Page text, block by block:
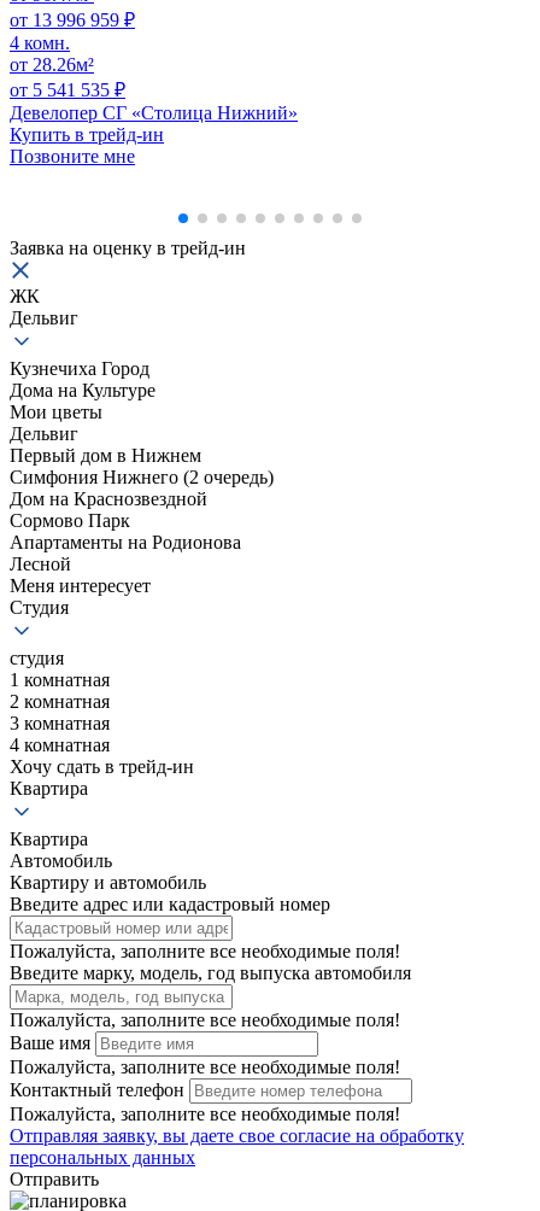
от 13 996 959 ₽
4 комн.
от 28.26м²
от 5 541 535 ₽
Девелопер СГ «Столица Нижний»
Купить в трейд-ин
Позвоните мне
Заявка на оценку в трейд-ин
ЖК
Дельвиг
Кузнечиха Город
Дома на Культуре
Мои цветы
Дельвиг
Первый дом в Нижнем
Симфония Нижнего (2 очередь)
Дом на Краснозвездной
Сормово Парк
Апартаменты на Родионова
Лесной
Меня интересует
Студия
студия
1 комнатная
2 комнатная
3 комнатная
4 комнатная
Хочу сдать в трейд-ин
Квартира
Квартира
Автомобиль
Квартиру и автомобиль
Введите адрес или кадастровый номер
Пожалуйста, заполните все необходимые поля!
Введите марку, модель, год выпуска автомобиля
Пожалуйста, заполните все необходимые поля!
Ваше имя
Пожалуйста, заполните все необходимые поля!
Контактный телефон
Пожалуйста, заполните все необходимые поля!
Отправляя заявку, вы даете свое согласие на обработку
персональных данных
Отправить